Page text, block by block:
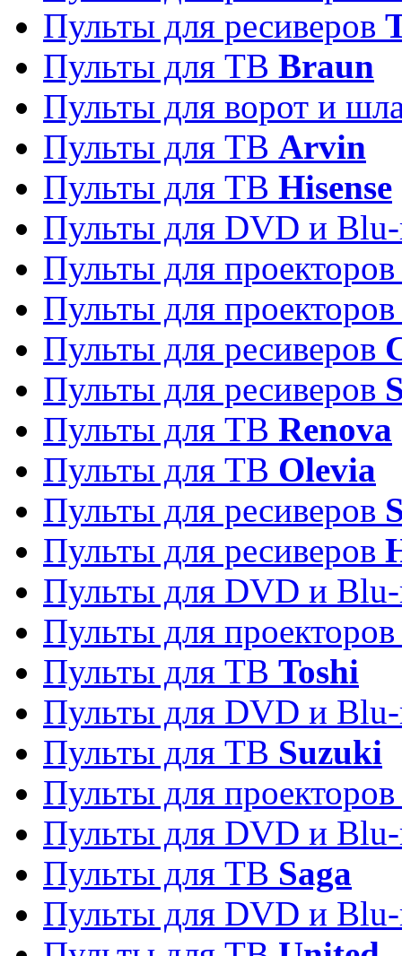
Пульты для ресиверов
Пульты для ТВ Braun
Пульты для ворот и
Пульты для ТВ Arvin
Пульты для ТВ Hisense
Пульты для DVD и
Пульты для
Пульты для
Пульты для ресиверов
Пульты для ресиверов
Пульты для ТВ Renova
Пульты для ТВ Olevia
Пульты для ресиверов
Пульты для ресиверов
Пульты для DVD и
Пульты для
Пульты для ТВ Toshi
Пульты для DVD и
Пульты для ТВ Suzuki
Пульты для
Пульты для DVD и
Пульты для ТВ Saga
Пульты для DVD и